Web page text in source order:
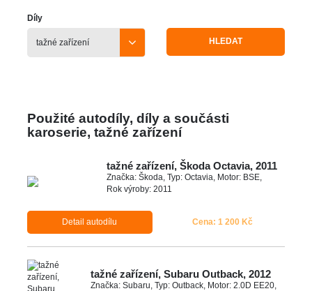
Díly
HLEDAT
Použité autodíly, díly a součásti
karoserie, tažné zařízení
tažné zařízení, Škoda Octavia, 2011
Značka: Škoda, Typ: Octavia, Motor: BSE,
Rok výroby: 2011
Detail autodílu Cena: 1 200 Kč
tažné zařízení, Subaru Outback, 2012
Značka: Subaru, Typ: Outback, Motor: 2.0D EE20,